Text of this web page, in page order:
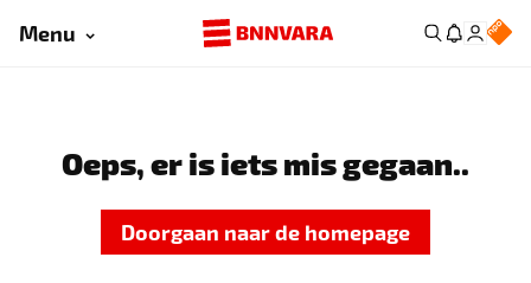
Menu
Oeps, er is iets mis gegaan..
Doorgaan naar de homepage